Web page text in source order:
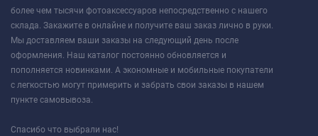
более чем тысячи фотоаксессуаров непосредственно с нашего
склада. Закажите в онлайне и получите ваш заказ лично в руки.
Мы доставляем ваши заказы на следующий день после
оформления. Наш каталог постоянно обновляется и
пополняется новинками. А экономные и мобильные покупатели
с легкостью могут примерить и забрать свои заказы в нашем
пункте самовывоза.
Спасибо что выбрали нас!